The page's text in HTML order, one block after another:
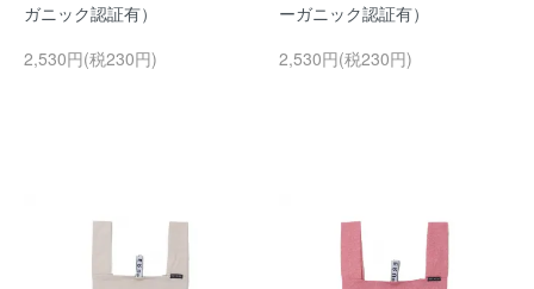
ガニック認証有）
2,530円(税230円)
ーガニック認証有）
2,530円(税230円)